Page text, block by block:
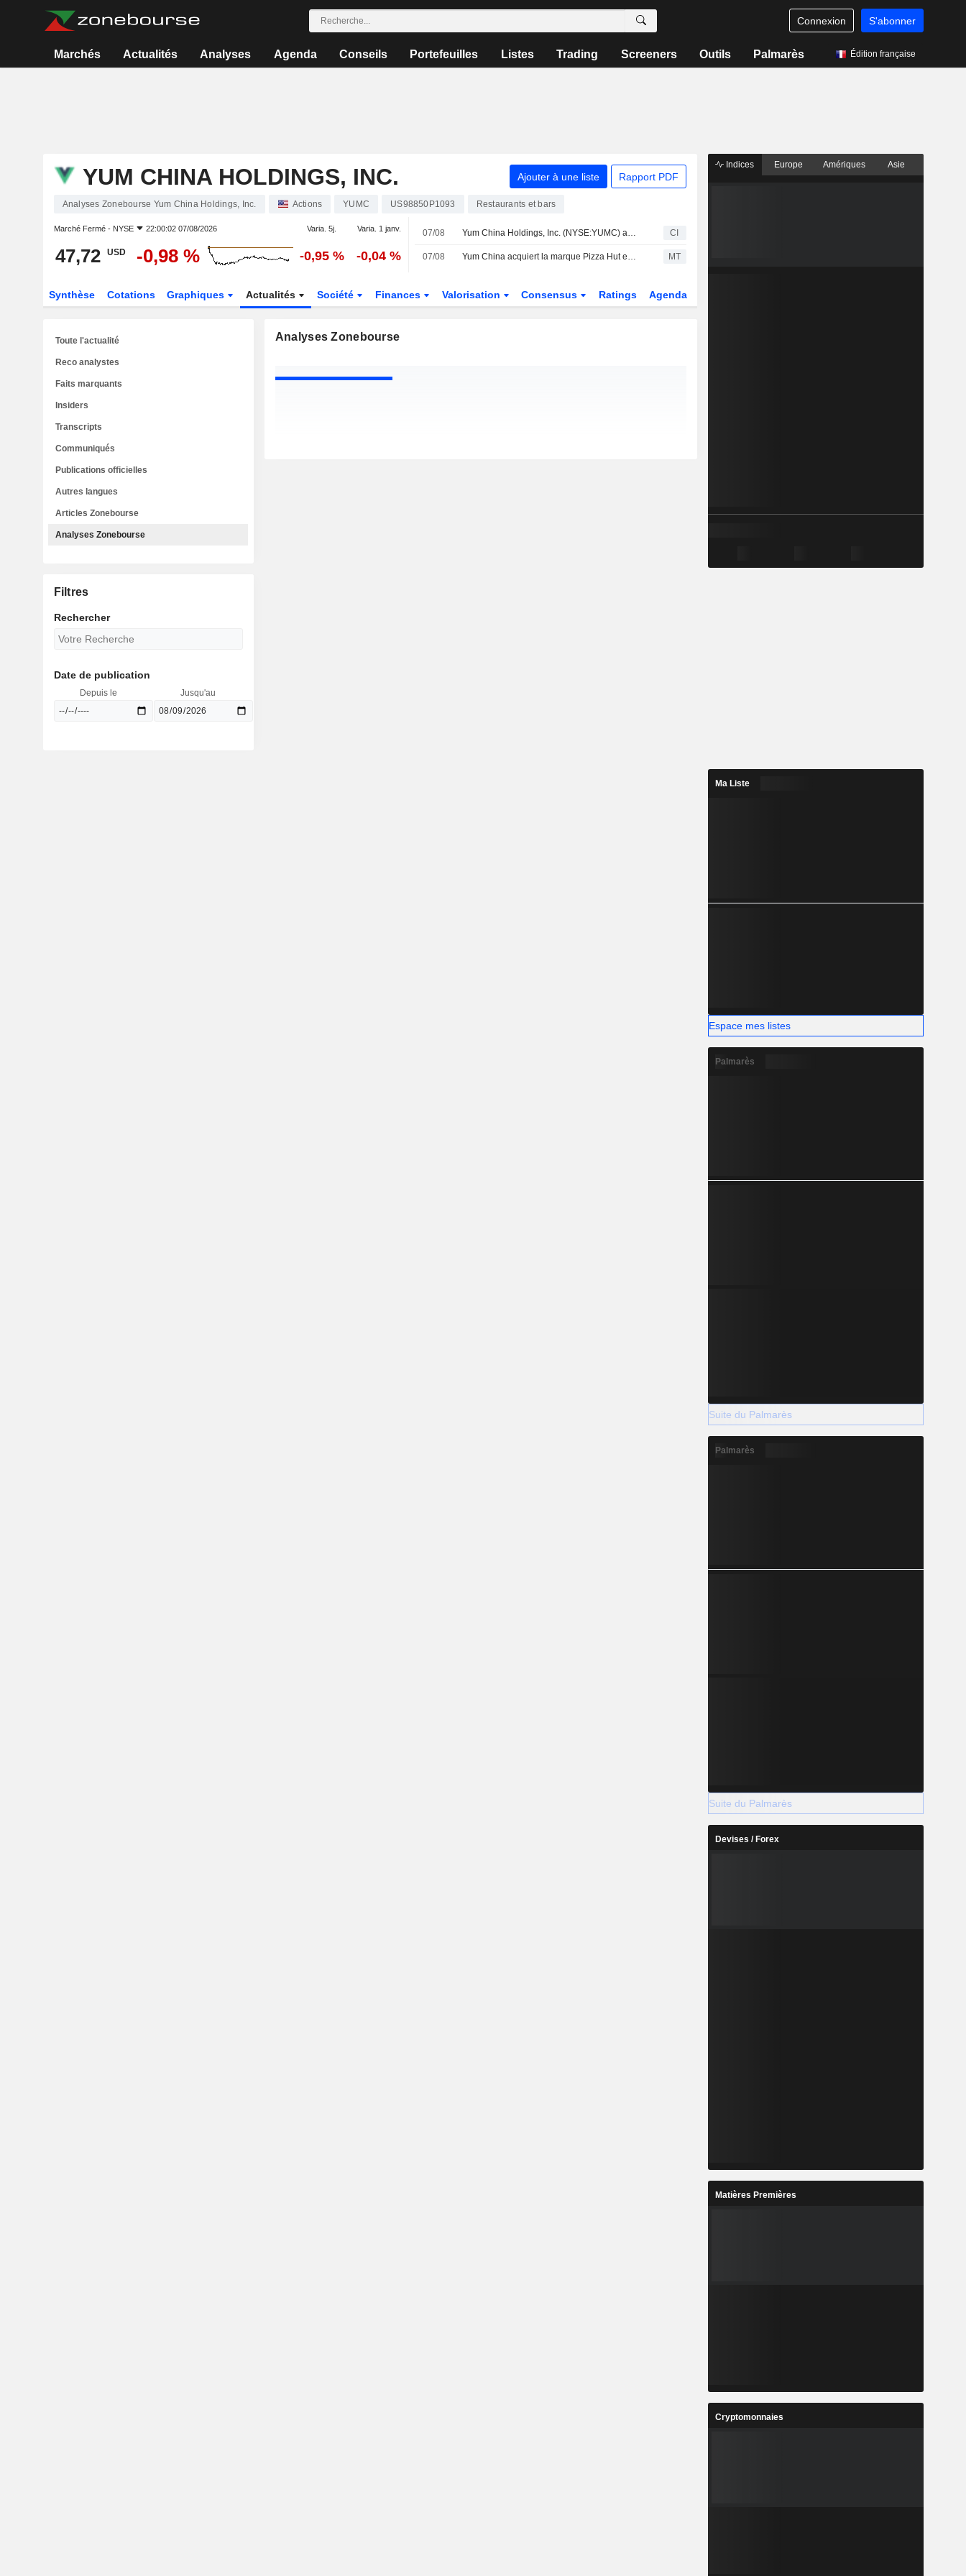
Connexion S'abonner
Marchés Actualités Analyses Agenda Conseils Portefeuilles Listes Trading Screeners Outils Palmarès Édition française
YUM CHINA HOLDINGS, INC. Ajouter à une liste Rapport PDF
Analyses Zonebourse Yum China Holdings, Inc. Actions YUMC US98850P1093 Restaurants et bars
Marché Fermé - NYSE 22:00:02 07/08/2026 Varia. 5j. Varia. 1 janv.
47,72 USD -0,98 % -0,95 % -0,04 %
07/08 Yum China Holdings, Inc. (NYSE:YUMC) a finalisé l'acquisition de Shanghai Pizza Hut Co., Ltd. auprès de Yum! Brands, Inc. (NYSE:YUM). CI
07/08 Yum China acquiert la marque Pizza Hut en Chine continentale pour 1,2 milliard de dollars MT
Synthèse Cotations Graphiques Actualités Société Finances Valorisation Consensus Ratings Agenda
Analyses Zonebourse
Toute l'actualité
Reco analystes
Faits marquants
Insiders
Transcripts
Communiqués
Publications officielles
Autres langues
Articles Zonebourse
Analyses Zonebourse
Filtres
Rechercher
Date de publication
Depuis le Jusqu'au
Indices Europe Amériques Asie
Ma Liste
Espace mes listes
Palmarès
Suite du Palmarès
Palmarès
Suite du Palmarès
Devises / Forex
Matières Premières
Cryptomonnaies